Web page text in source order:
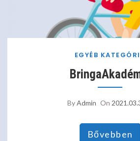
EGYÉB
ByAdmin On
Bővebben